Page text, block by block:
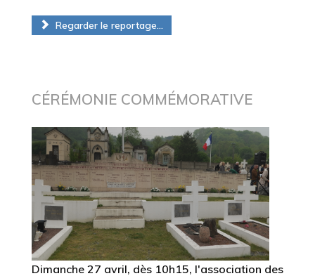
Regarder le reportage...
CÉRÉMONIE COMMÉMORATIVE
Dimanche 27 avril, dès 10h15, l'association des